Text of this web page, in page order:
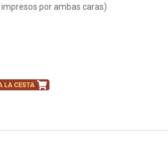
por ambas caras)